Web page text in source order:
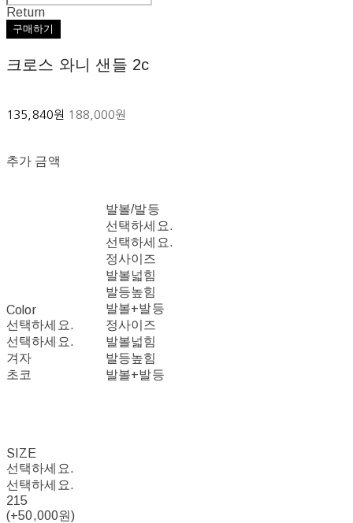
Return
구매하기
크로스 와니 샌들 2c
135,840원 188,000원
추가 금액
Color
선택하세요.
선택하세요.
겨자
초코
발볼/발등
선택하세요.
선택하세요.
정사이즈
발볼넓힘
발등높힘
발볼+발등
정사이즈
발볼넓힘
발등높힘
발볼+발등
SIZE
선택하세요.
선택하세요.
215
(+50,000원)